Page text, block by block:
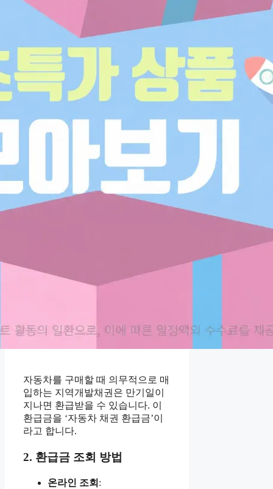
자동차를 구매할 때 의무적으로 매
입하는 지역개발채권은 만기일이
지나면 환급받을 수 있습니다. 이
환급금을 ‘자동차 채권 환급금’이
라고 합니다.
2. 환급금 조회 방법
온라인 조회 :